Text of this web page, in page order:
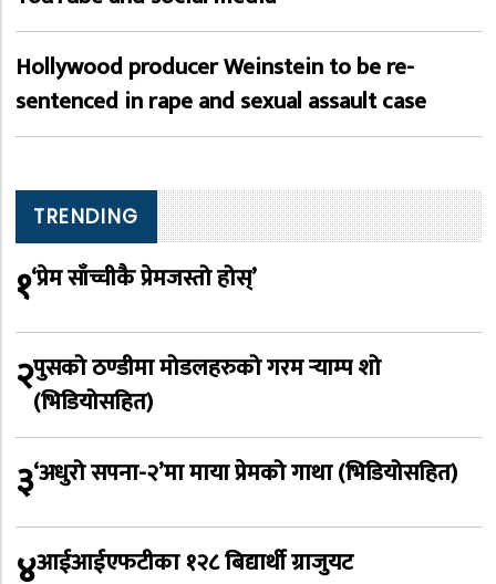
Hollywood producer Weinstein to be re-
sentenced in rape and sexual assault case
TRENDING
१‘प्रेम साँच्चीकै प्रेमजस्तो होस्’
२पुसको ठण्डीमा मोडलहरुको गरम र्‍याम्प शो
(भिडियोसहित)
३‘अधुरो सपना-२’मा माया प्रेमको गाथा (भिडियोसहित)
४आईआईएफटीका १२८ बिद्यार्थी ग्राजुयट